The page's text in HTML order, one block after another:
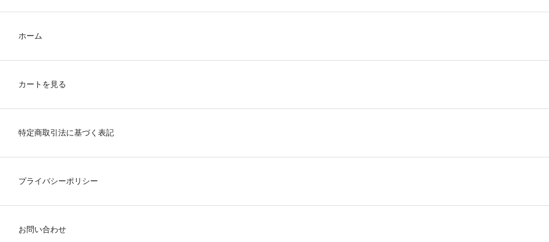
ホーム
カートを見る
特定商取引法に基づく表記
プライバシーポリシー
お問い合わせ